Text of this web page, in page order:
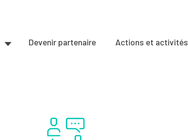
Devenir partenaire Actions et activités